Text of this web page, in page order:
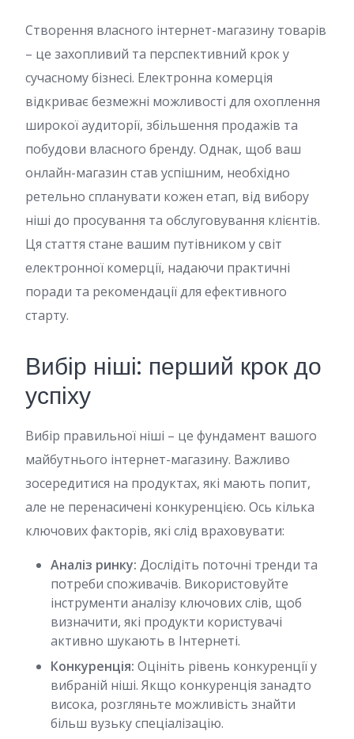
Створення власного інтернет-магазину товарів
– це захопливий та перспективний крок у
сучасному бізнесі. Електронна комерція
відкриває безмежні можливості для охоплення
широкої аудиторії, збільшення продажів та
побудови власного бренду. Однак, щоб ваш
онлайн-магазин став успішним, необхідно
ретельно спланувати кожен етап, від вибору
ніші до просування та обслуговування клієнтів.
Ця стаття стане вашим путівником у світ
електронної комерції, надаючи практичні
поради та рекомендації для ефективного
старту.
Вибір ніші: перший крок до
успіху
Вибір правильної ніші – це фундамент вашого
майбутнього інтернет-магазину. Важливо
зосередитися на продуктах, які мають попит,
але не перенасичені конкуренцією. Ось кілька
ключових факторів, які слід враховувати:
Аналіз ринку: Дослідіть поточні тренди та
потреби споживачів. Використовуйте
інструменти аналізу ключових слів, щоб
визначити, які продукти користувачі
активно шукають в Інтернеті.
Конкуренція: Оцініть рівень конкуренції у
вибраній ніші. Якщо конкуренція занадто
висока, розгляньте можливість знайти
більш вузьку спеціалізацію.